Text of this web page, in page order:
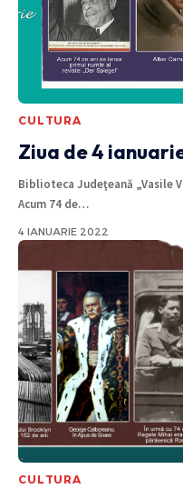
CULTURA
Ziua de 4
Biblioteca Judeţeană „Vasile
Acum 74 de…
4 IANUARIE 2022
CULTURA